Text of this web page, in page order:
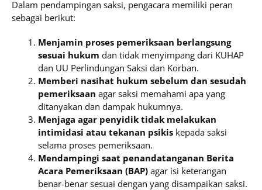
Dalam pendampingan saksi, pengacara memiliki peran
sebagai berikut:
Menjamin proses pemeriksaan berlangsung
sesuai hukum dan tidak menyimpang dari KUHAP
dan UU Perlindungan Saksi dan Korban.
Memberi nasihat hukum sebelum dan sesudah
pemeriksaan agar saksi memahami apa yang
ditanyakan dan dampak hukumnya.
Menjaga agar penyidik tidak melakukan
intimidasi atau tekanan psikis kepada saksi
selama proses pemeriksaan.
Mendampingi saat penandatanganan Berita
Acara Pemeriksaan (BAP) agar isi keterangan
benar-benar sesuai dengan yang disampaikan saksi.